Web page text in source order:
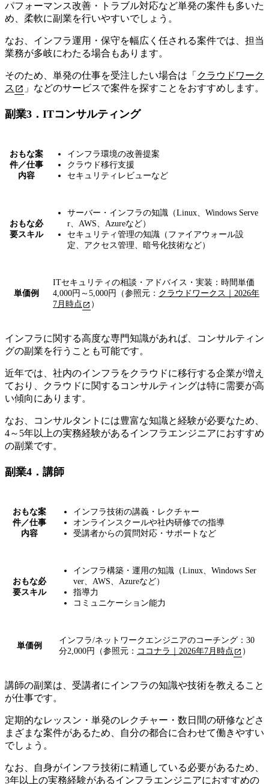
パフォーマンス改善・トラブル対応など単発の案件も多いた
め、柔軟に副業を行いやすいでしょう。
なお、インフラ運用・保守を幅広く任される案件では、担当
業務が多岐にわたる場合もあります。
そのため、 単発の仕事を受注したい場合は「 クラウドワーク
ス
」などのサービスで案件を探すことをおすすめします。
副業3．ITコンサルティング
おもな案
件／仕事
内容
インフラ環境の改善提案
クラウド移行支援
セキュリティレビューなど
おもな必
要スキル
サーバー・インフラの知識（Linux、Windows Serve
r、AWS、Azureなど）
セキュリティ管理の知識（ファイアウォール設
定、アクセス管理、暗号化技術など）
単価例
ITセキュリティの相談・アドバイス・実装：時間単価
4,000円～5,000円（参照元： クラウドワークス｜2026年
7月時点
）
インフラに関する高度な専門知識があれば、コンサルティン
グの副業を行うことも可能です。
近年では、社内のインフラをクラウドに移行する企業が増え
ており、クラウドに関するコンサルティングは特に需要が高
い傾向にあります。
なお、コンサルタントには豊富な知識と経験が必要なため、
4～5年以上の実務経験があるインフラエンジニアにおすすめ
の副業です。
副業4．講師
おもな案
件／仕事
内容
インフラ技術の講義・レクチャー
オンラインスクールや社内研修での指導
受講者からの質問対応・サポートなど
おもな必
要スキル
インフラ構築・運用の知識（Linux、Windows Ser
ver、AWS、Azureなど）
指導力
コミュニケーション能力
単価例
インフラ/ネットワークエンジニアのコーチング：30
分2,000円（参照元： ココナラ｜2026年7月時点 ）
講師の副業は、受講者にインフラの知識や技術を教えること
が仕事です。
定期的なレッスン・単発のレクチャー・数日間の研修などさ
まざまな案件があるため、自分の都合に合わせて働きやすい
でしょう。
なお、自身がインフラ技術に精通している必要があるため、
3年以上の実務経験があるインフラエンジニアにおすすめの